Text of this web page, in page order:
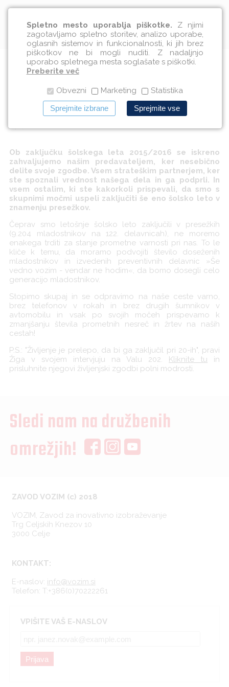
Slovenščina
Ob zaključku šolskega leta
2015/2016: HVALA
04.07.2016
Ob zaključku šolskega leta 2015/2016 se iskreno
zahvaljujemo našim predavateljem, ker nesebično
delite svoje zgodbe. Vsem strateškim partnerjem, ker
ste spoznali vrednost našega dela in ga podprli. In
vsem ostalim, ki ste kakorkoli prispevali, da smo s
skupnimi močmi uspeli zaključiti še eno šolsko leto v
znamenju presežkov.
Čeprav smo letošnje šolsko leto zaključili v presežkih
(9.204 mladostnikov na 122. delavnicah), ne moremo
enakega trditi za stanje prometne varnosti pri nas. To le
kliče k temu, da moramo podvojiti število doseženih
mladostnikov in izvedenih preventivnih delavnic »Še
vedno vozim - vendar ne hodim«, da bomo dosegli celo
generacijo mladostnikov.
Stopimo skupaj in se odpravimo na naše ceste varno,
brez telefonov v rokah in brez drugih šumnikov v
avtomobilu in vsak po svojih močeh prispevamo k
zmanjšanju števila prometnih nesreč in žrtev na naših
cestah!
P.S.: "Življenje je prelepo, da bi ga zaključil pri 20-ih", pravi
Žiga v svojem intervjuju na Valu 202. Kliknite tu in
prisluhnite njegovi življenjski zgodbi polni modrosti.
Sledi nam na družbenih
omrežjih!
ZAVOD VOZIM (c) 2018
VOZIM, Zavod za inovativno izobraževanje
Trg Celjskih Knezov 10
3000 Celje
KONTAKT:
E-naslov: info@vozim.si
Telefon: T:+386(0)70222261
VPIŠITE VAŠ E-NASLOV
Prijava
Spletno mesto uporablja piškotke. Z njimi
zagotavljamo spletno storitev, analizo uporabe,
oglasnih sistemov in funkcionalnosti, ki jih brez
piškotkov ne bi mogli nuditi. Z nadaljnjo
uporabo spletnega mesta soglašate s piškotki.
Preberite več
Obvezni Marketing Statistika
Sprejmite izbrane Sprejmite vse